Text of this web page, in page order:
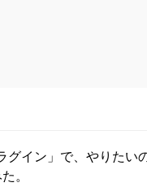
グイン」で、やりたい
。